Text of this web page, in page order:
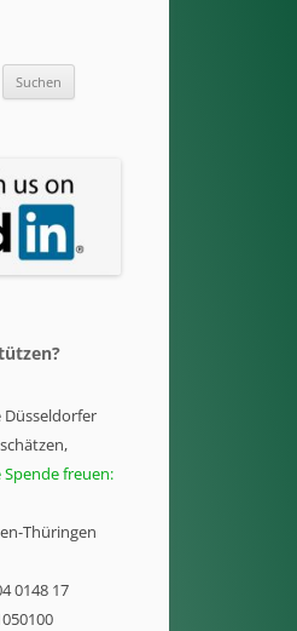
Düsseldorfer
Spende freuen:
Thüringen
0148 17